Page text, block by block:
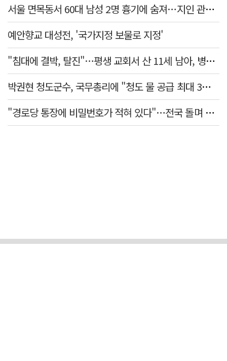
서울 면목동서 60대 남성 2명 흉기에 숨져…지인 관계로 추정
예안향교 대성전, '국가지정 보물로 지정'
"침대에 결박, 탈진"…평생 교회서 산 11세 남아, 병원 이송 끝 숨져
박권현 청도군수, 국무총리에 "청도 물 공급 최대 3만t 늘려달라"
"경로당 통장에 비밀번호가 적혀 있다"…전국 돌며 경로당 13곳 턴 30대 구속